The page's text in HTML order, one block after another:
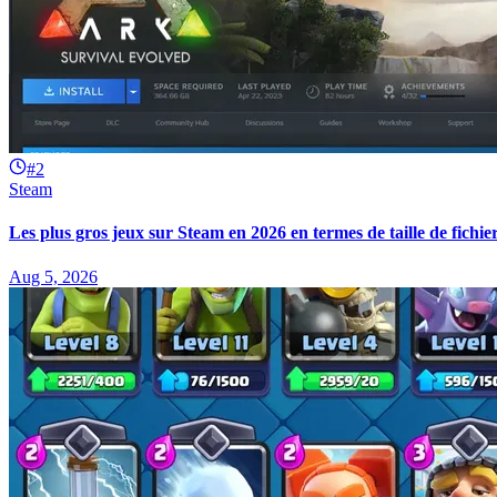
#2
Steam
Les plus gros jeux sur Steam en 2026 en termes de taille de
Aug 5, 2026